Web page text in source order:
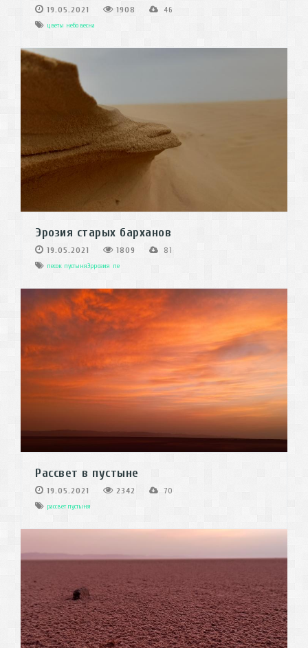
19.05.2021 1908 46
цветы небо весна
Эрозия старых барханов
19.05.2021 1809 81
песок пустыняЭррозия пе
Рассвет в пустыне
19.05.2021 2342 70
рассвет пустыня